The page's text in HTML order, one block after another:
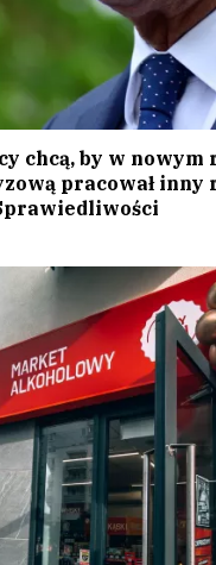
chcą, by w nowym
pracował inny